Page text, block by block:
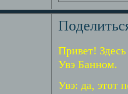
Привет!
Увэ Банном.
Увэ: да, этот